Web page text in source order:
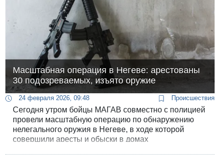
Масштабная операция в Негеве: арестованы
30 подозреваемых, изъято оружие
24 февраля 2026, 09:48 Происшествия
Сегодня утром бойцы МАГАВ совместно с полицией
провели масштабную операцию по обнаружению
нелегального оружия в Негеве, в ходе которой
совершили аресты и обыски в домах